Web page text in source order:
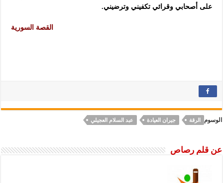
على أصحابي وقرائي تكفيني وترضيني.
القصة السورية
الوسوم الرقة جيران العيادة عبد السلام العجيلي
عن قلم رصاص